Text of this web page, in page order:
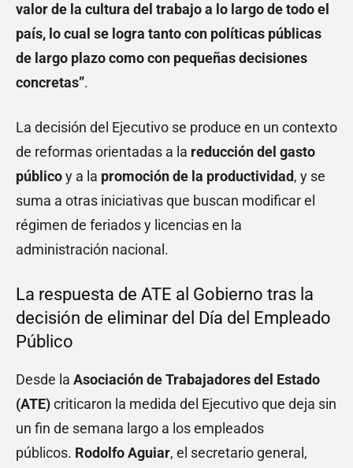
valor de la cultura del trabajo a lo largo de todo el
país, lo cual se logra tanto con políticas públicas
de largo plazo como con pequeñas decisiones
concretas”.
La decisión del Ejecutivo se produce en un contexto
de reformas orientadas a la reducción del gasto
públicoy a la promoción de la productividad, y se
suma a otras iniciativas que buscan modificar el
régimen de feriados y licencias en la
administración nacional.
La respuesta de ATE al Gobierno tras la
decisión de eliminar del Día del Empleado
Público
Desde la Asociación de Trabajadores del Estado
(ATE)criticaron la medida del Ejecutivo que deja sin
un fin de semana largo a los empleados
públicos. Rodolfo Aguiar, el secretario general,